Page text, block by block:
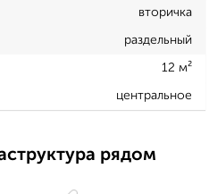
вторичка
раздельный
12 м²
центральное
рядом